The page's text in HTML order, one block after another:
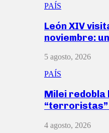
PAÍS
León XIV
noviembre:
5 agosto, 2026
PAÍS
Milei redobla
4 agosto, 2026